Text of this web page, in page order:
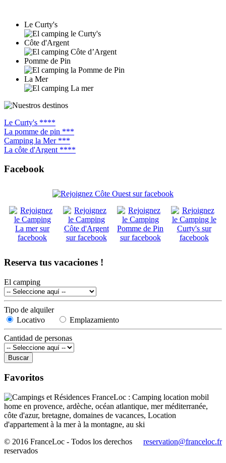
Le Curty's
Côte d'Argent
Pomme de Pin
La Mer
Le Curty's ****
La pomme de pin ***
Camping la Mer ***
La côte d'Argent ****
Facebook
Reserva tus vacaciones !
El camping
Tipo de alquiler
Locativo
Emplazamiento
Cantidad de personas
Favoritos
reservation@franceloc.fr
© 2016 FranceLoc - Todos los derechos
reservados